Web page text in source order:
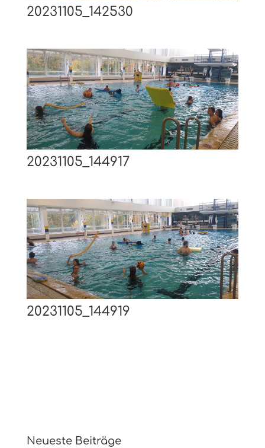
20231105_142530
20231105_144917
20231105_144919
Neueste Beiträge